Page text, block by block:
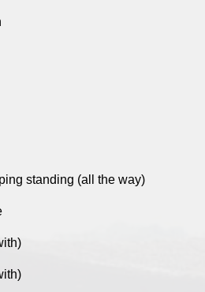
standing (all the way)